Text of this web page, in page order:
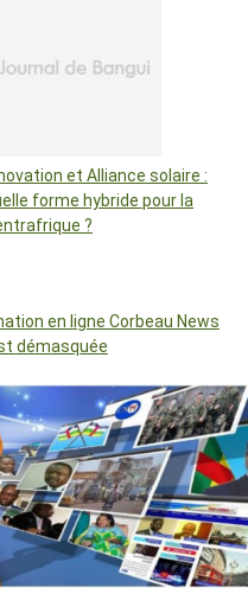
et Alliance solaire :
forme hybride pour la
?
en ligne Corbeau News
démasquée